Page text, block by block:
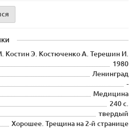
Костин Э. Костюченко А. Терешин И.
1980
Ленинград
-
Медицина
240 с.
твердый
Хорошее. Трещина на 2-й странице